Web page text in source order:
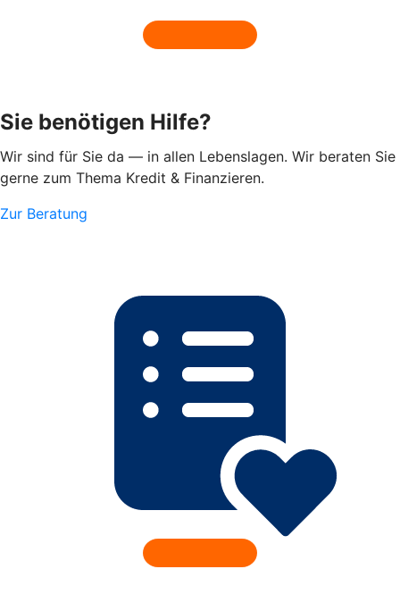
Sie benötigen Hilfe?
Wir sind für Sie da — in allen Lebenslagen. Wir beraten Sie
gerne zum Thema Kredit & Finanzieren.
Zur Beratung